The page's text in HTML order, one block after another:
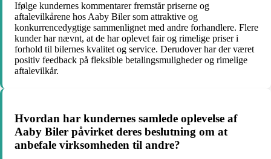
Ifølge kundernes kommentarer fremstår priserne og
aftalevilkårene hos Aaby Biler som attraktive og
konkurrencedygtige sammenlignet med andre forhandlere. Flere
kunder har nævnt, at de har oplevet fair og rimelige priser i
forhold til bilernes kvalitet og service. Derudover har der været
positiv feedback på fleksible betalingsmuligheder og rimelige
aftalevilkår.
Hvordan har kundernes samlede oplevelse af
Aaby Biler påvirket deres beslutning om at
anbefale virksomheden til andre?